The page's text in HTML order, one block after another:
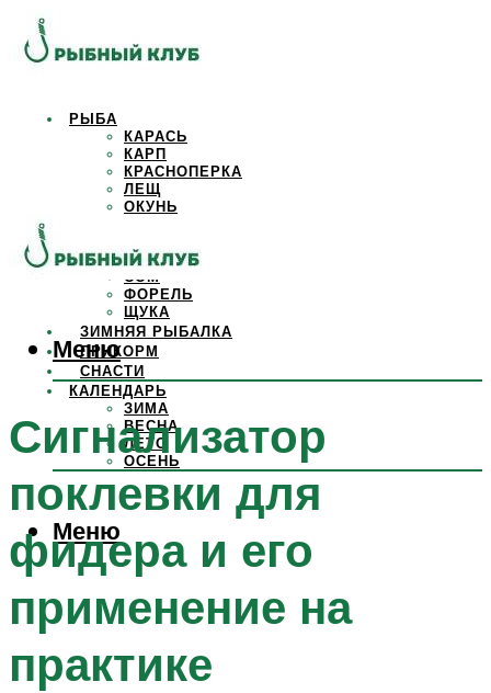
РЫБА
КАРАСЬ
КАРП
КРАСНОПЕРКА
ЛЕЩ
ОКУНЬ
САЗАН
СОМ
ФОРЕЛЬ
ЩУКА
ЗИМНЯЯ РЫБАЛКА
ПРИКОРМ
СНАСТИ
КАЛЕНДАРЬ
ЗИМА
ВЕСНА
ЛЕТО
ОСЕНЬ
Меню
Меню
Сигнализатор
поклевки для
фидера и его
применение на
практике